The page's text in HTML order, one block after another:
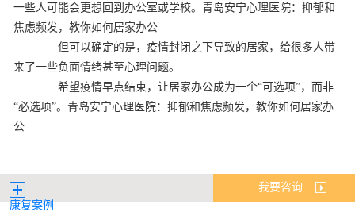
一些人可能会更想回到办公室或学校。青岛安宁心理医院：抑郁和
焦虑频发，教你如何居家办公
但可以确定的是，疫情封闭之下导致的居家，给很多人带
来了一些负面情绪甚至心理问题。
希望疫情早点结束，让居家办公成为一个“可选项”，而非
“必选项”。青岛安宁心理医院：抑郁和焦虑频发，教你如何居家办
公
康复案例
我要咨询